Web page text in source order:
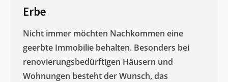
Erbe
Nicht immer möchten Nachkommen eine
geerbte Immobilie behalten. Besonders bei
renovierungsbedürftigen Häusern und
Wohnungen besteht der Wunsch, das